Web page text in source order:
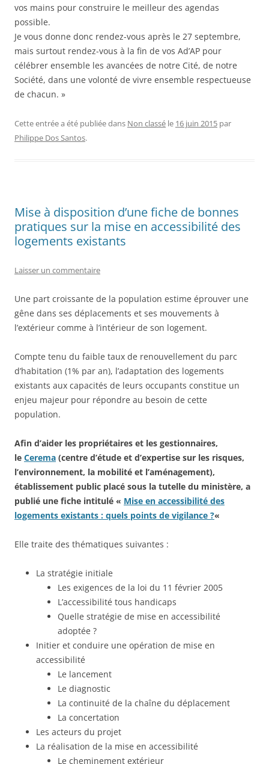
vos mains pour construire le meilleur des agendas
possible.
Je vous donne donc rendez-vous après le 27 septembre,
mais surtout rendez-vous à la fin de vos Ad’AP pour
célébrer ensemble les avancées de notre Cité, de notre
Société, dans une volonté de vivre ensemble respectueuse
de chacun. »
Cette entrée a été publiée dans Non classé le 16 juin 2015 par
Philippe Dos Santos.
Mise à disposition d’une fiche de bonnes
pratiques sur la mise en accessibilité des
logements existants
Laisser un commentaire
Une part croissante de la population estime éprouver une
gêne dans ses déplacements et ses mouvements à
l’extérieur comme à l’intérieur de son logement.
Compte tenu du faible taux de renouvellement du parc
d’habitation (1% par an), l’adaptation des logements
existants aux capacités de leurs occupants constitue un
enjeu majeur pour répondre au besoin de cette
population.
Afin d’aider les propriétaires et les gestionnaires,
le Cerema (centre d’étude et d’expertise sur les risques,
l’environnement, la mobilité et l’aménagement),
établissement public placé sous la tutelle du ministère, a
publié une fiche intitulé « Mise en accessibilité des
logements existants : quels points de vigilance ?«
Elle traite des thématiques suivantes :
La stratégie initiale
Les exigences de la loi du 11 février 2005
L’accessibilité tous handicaps
Quelle stratégie de mise en accessibilité
adoptée ?
Initier et conduire une opération de mise en
accessibilité
Le lancement
Le diagnostic
La continuité de la chaîne du déplacement
La concertation
Les acteurs du projet
La réalisation de la mise en accessibilité
Le cheminement extérieur